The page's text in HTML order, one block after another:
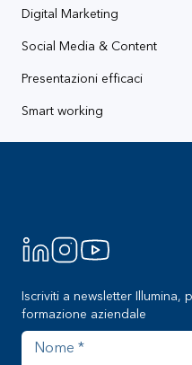
Digital Marketing
Social Media & Content
Presentazioni efficaci
Smart working
Iscriviti a newsletter Illumina,
formazione aziendale
Nome
Cognome
Azienda
Indirizzo email